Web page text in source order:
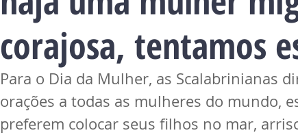
corajosa, tentamos
Para o Dia da Mulher, as Scalabrinianas
orações a todas as mulheres do mundo,
preferem colocar seus filhos no mar,